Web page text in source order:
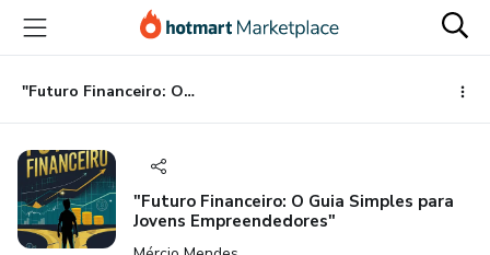
para
conteúdo
principal
para
pagamento
para
rodapé
"Futuro Financeiro: O Guia Simples para Jovens Empreendedores"
"Futuro Financeiro: O Guia Simples para
Jovens Empreendedores"